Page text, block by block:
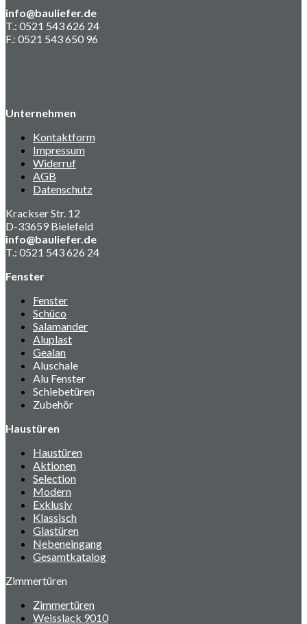
info@bauliefer.de
T.: 0521 543 626 24
F.: 0521 543 650 96
Unternehmen
Kontaktform
Impressum
Widerruf
AGB
Datenschutz
Krackser Str. 12
D-33659 Bielefeld
info@bauliefer.de
T.: 0521 543 626 24
Fenster
Fenster
Schüco
Salamander
Aluplast
Gealan
Aluschale
Alu Fenster
Schiebetüren
Zubehör
Haustüren
Haustüren
Aktionen
Selection
Modern
Exklusiv
Klassisch
Glastüren
Nebeneingang
Gesamtkatalog
Zimmertüren
Zimmertüren
Weisslack 9010